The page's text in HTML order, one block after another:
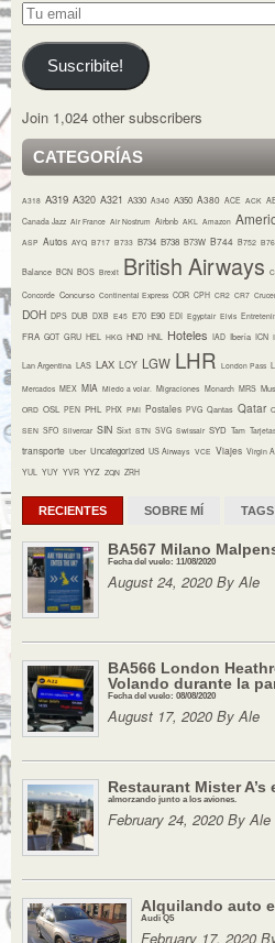
Tu
email
Suscribite!
Join 1,024 other subscribers
CATEGORÍAS
A318 A319 A320 A321 A330 A340 A350 A380 ACE ACK
Canada Jazz Air France Air Nostrum Airbnb AKL Amazon
ASP Autos AYQ B717 B733 B734 B738 B73W B744 B752
Balance BCN BOS Brexit British Airways
Concorde Concurso Continental Express COR CPH CR2 CR7
DOH DPS DUB DXB E45 E70 E90 EDI Egyptair Elvis
FRA GOT GRU HEL HKG HND HNL Hoteles IAD Iberia ICN
Lan Argentina LAS LAX LCY LGW LHR London Pass
Mercados MEX MIA Miedo a volar. Migraciones Monarch MRS
ORD OSL PEN PHL PHX PMI Postales PVG Qantas Qatar
SEN SFO Silvercar SIN Sixt STN SVG Swissair SYD Tam
transporte Uber Uncategorized US Airways VCE Viajes Virgin
YUL YUY YVR YYZ ZQN ZRH
RECIENTES SOBRE MÍ TAGS
BA567 Milano
Fecha del vuelo: 11/08/2020
August 24, 2020 By Ale
BA566 London
Volando durante la
Fecha del vuelo: 08/08/2020
August 17, 2020 By Ale
Restaurant Mister A’s
almorzando junto a los aviones.
February 24, 2020 By Ale
Alquilando auto
Audi Q5
February 17, 2020